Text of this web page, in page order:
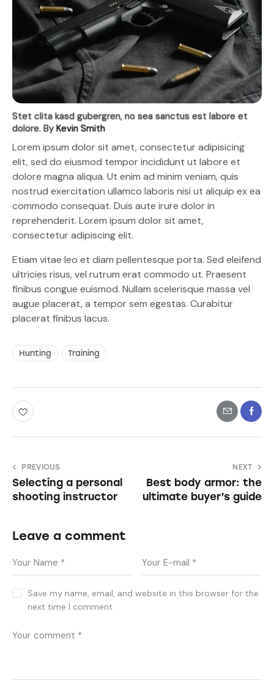
Stet clita kasd gubergren, no sea sanctus est labore et
dolore. ByKevin Smith
Lorem ipsum dolor sit amet, consectetur adipisicing
elit, sed do eiusmod tempor incididunt ut labore et
dolore magna aliqua. Ut enim ad minim veniam, quis
nostrud exercitation ullamco laboris nisi ut aliquip ex ea
commodo consequat. Duis aute irure dolor in
reprehenderit. Lorem ipsum dolor sit amet,
consectetur adipiscing elit.
Etiam vitae leo et diam pellentesque porta. Sed eleifend
ultricies risus, vel rutrum erat commodo ut. Praesent
finibus congue euismod. Nullam scelerisque massa vel
augue placerat, a tempor sem egestas. Curabitur
placerat finibus lacus.
Hunting Training
PREVIOUS
Selecting a personal
shooting instructor
NEXT
Best body armor: the
ultimate buyer’s guide
Leave a comment
Save my name, email, and website in this browser for the
next time I comment.